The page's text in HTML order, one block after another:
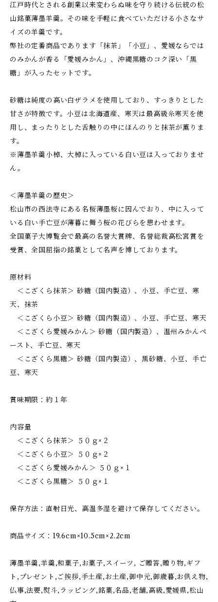
江戸時代とされる創業以来変わらぬ味を守り続ける伝統の松
山銘菓薄墨羊羹。その味を手軽に食べていただける小さなサ
イズの羊羹です。
弊社の定番商品であります「抹茶」「小豆」、愛媛ならでは
のみかんが香る「愛媛みかん」、沖縄黒糖のコク深い「黒
糖」が入ったセットです。
砂糖は純度の高い白ザラメを使用しており、すっきりとした
甘さが特徴です。小豆は北海道産、寒天は最高級糸寒天を使
用し、まったりとした舌触りの中にほんのりと抹茶が薫りま
す。
※薄墨羊羹小棹、大棹に入っている白い豆は入っておりませ
ん。
＜薄墨羊羹の歴史＞
松山市の西法寺にある名桜薄墨桜に因んでおり、中に入って
いる白い手亡豆が薄暮に舞う桜の花びらを思わせます。
全国菓子大博覧会で最高の名誉大賞牌、名誉総裁高松宮賞を
受賞、全国屈指の銘菓として名声を博しております。
原材料
＜こざくら抹茶＞ 砂糖（国内製造）、小豆、手亡豆、寒
天、抹茶
＜こざくら小豆＞ 砂糖（国内製造）、小豆、手亡豆、寒天
＜こざくら愛媛みかん＞ 砂糖（国内製造）、温州みかんペ
ースト、手亡豆、寒天
＜こざくら黒糖＞ 砂糖（国内製造）、黒砂糖、小豆、手亡
豆、寒天
賞味期限：約１年
内容量
＜こざくら抹茶＞ ５０ｇ×２
＜こざくら小豆＞ ５０ｇ×２
＜こざくら愛媛みかん＞ ５０ｇ×１
＜こざくら黒糖＞ ５０ｇ×１
保存方法：直射日光、高温多湿を避けて保存してください。
商品サイズ：19.6cm×10.5cm×2.2cm
薄墨羊羹,羊羹,和菓子,お菓子,スイーツ, ご贈答,贈り物,ギフ
ト,プレゼント,ご挨拶,手土産,お土産,御中元,御歳暮,お供え物,
仏事,法要,熨斗,ラッピング,銘菓,名品,老舗,高級,愛媛県,松山